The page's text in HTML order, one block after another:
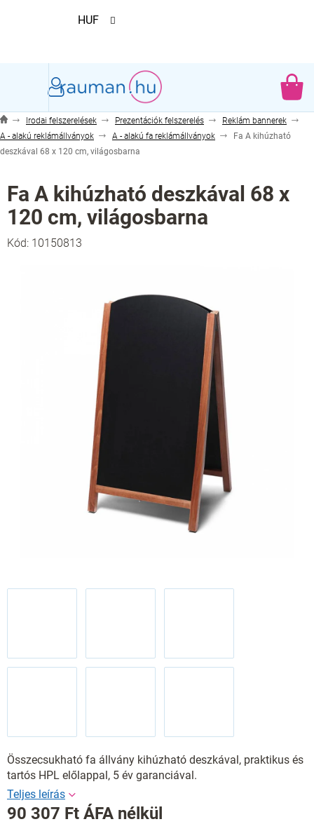
HUF
Irodai felszerelések Prezentációk felszerelés
Reklám bannerek
A - alakú reklámállványok
A - alakú fa reklámállványok
Fa A kihúzható
deszkával 68 x 120 cm, világosbarna
Fa A kihúzható deszkával 68 x
120 cm, világosbarna
Kód: 10150813
Összecsukható fa állvány kihúzható deszkával, praktikus és
tartós HPL előlappal, 5 év garanciával.
90 307 Ft ÁFA nélkül